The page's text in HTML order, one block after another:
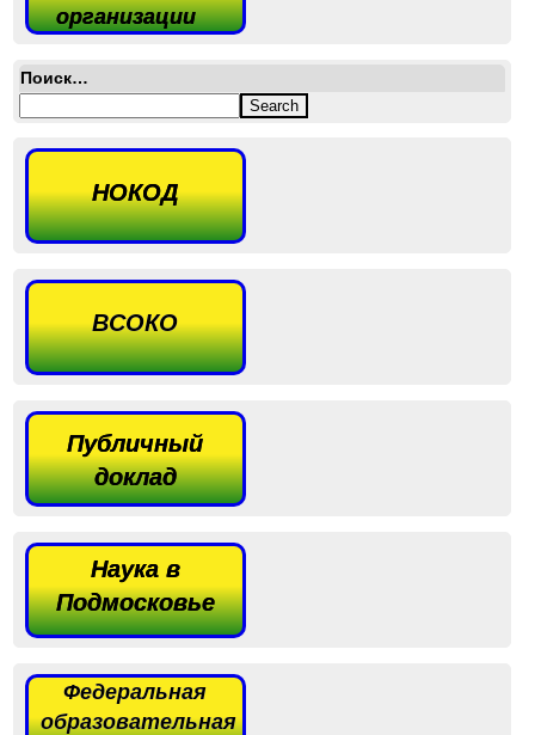
организации
Поиск…
НОКОД
ВСОКО
Публичный
доклад
Наука в
Подмосковье
Федеральная
образовательная